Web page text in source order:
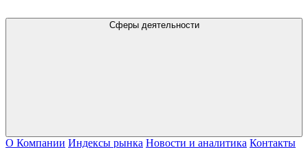
Сферы деятельности
О Компании Индексы рынка Новости и аналитика Контакты